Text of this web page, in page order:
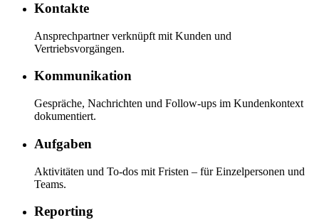
Kontakte
Ansprechpartner verknüpft mit Kunden und
Vertriebsvorgängen.
Kommunikation
Gespräche, Nachrichten und Follow-ups im Kundenkontext
dokumentiert.
Aufgaben
Aktivitäten und To-dos mit Fristen – für Einzelpersonen und
Teams.
Reporting